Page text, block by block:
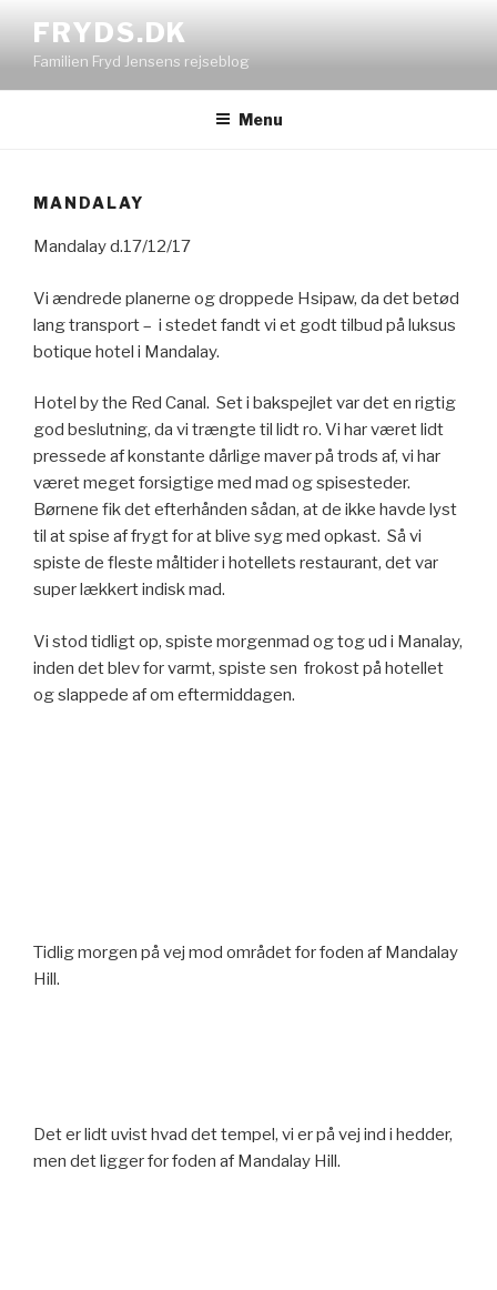
indhold
FRYDS.DK
Familien Fryd Jensens rejseblog
Menu
MANDALAY
Mandalay d.17/12/17
Vi ændrede planerne og droppede Hsipaw, da det betød
lang transport – i stedet fandt vi et godt tilbud på luksus
botique hotel i Mandalay.
Hotel by the Red Canal. Set i bakspejlet var det en rigtig
god beslutning, da vi trængte til lidt ro. Vi har været lidt
pressede af konstante dårlige maver på trods af, vi har
været meget forsigtige med mad og spisesteder.
Børnene fik det efterhånden sådan, at de ikke havde lyst
til at spise af frygt for at blive syg med opkast. Så vi
spiste de fleste måltider i hotellets restaurant, det var
super lækkert indisk mad.
Vi stod tidligt op, spiste morgenmad og tog ud i Manalay,
inden det blev for varmt, spiste sen frokost på hotellet
og slappede af om eftermiddagen.
Tidlig morgen på vej mod området for foden af Mandalay
Hill.
Det er lidt uvist hvad det tempel, vi er på vej ind i hedder,
men det ligger for foden af Mandalay Hill.